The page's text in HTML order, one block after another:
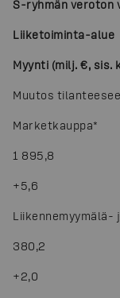
S-ryhmän veroton
Liiketoiminta-alue
Myynti (milj. €, sis.
Muutos
Marketkauppa*
1 895,8
+5,6
Liikennemyymälä-
380,2
+2,0